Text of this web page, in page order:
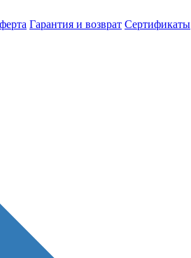
Гарантия и возврат Сертификаты